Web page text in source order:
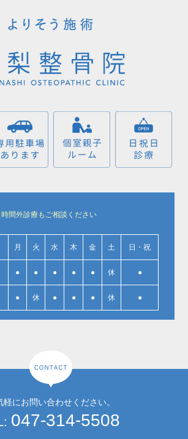
時間外診療もご相談ください
月 火 水 木 金 土 日・祝
● ● ● ● ● 休 ●
● 休 ● ● ● 休 ●
軽にお問い合わせください。
047-314-5508